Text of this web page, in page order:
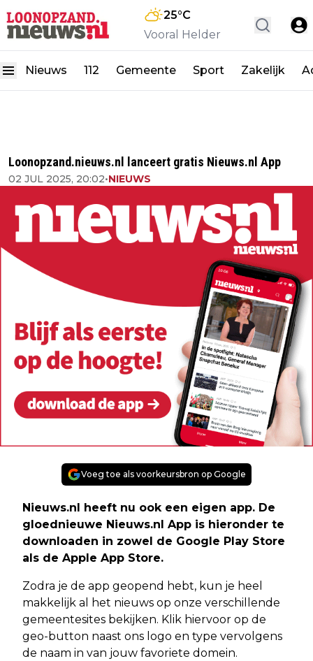
25°C
Vooral Helder
Nieuws 112 Gemeente Sport Zakelijk
Loonopzand.nieuws.nl lanceert gratis Nieuws.nl App
02 JUL 2025, 20:02•NIEUWS
Voeg toe als voorkeursbron op Google
Nieuws.nl heeft nu ook een eigen app. De
gloednieuwe Nieuws.nl App is hieronder te
downloaden in zowel de Google Play Store
als de Apple App Store.
Zodra je de app geopend hebt, kun je heel
makkelijk al het nieuws op onze verschillende
gemeentesites bekijken. Klik hiervoor op de
geo-button naast ons logo en type vervolgens
de naam in van jouw favoriete domein.